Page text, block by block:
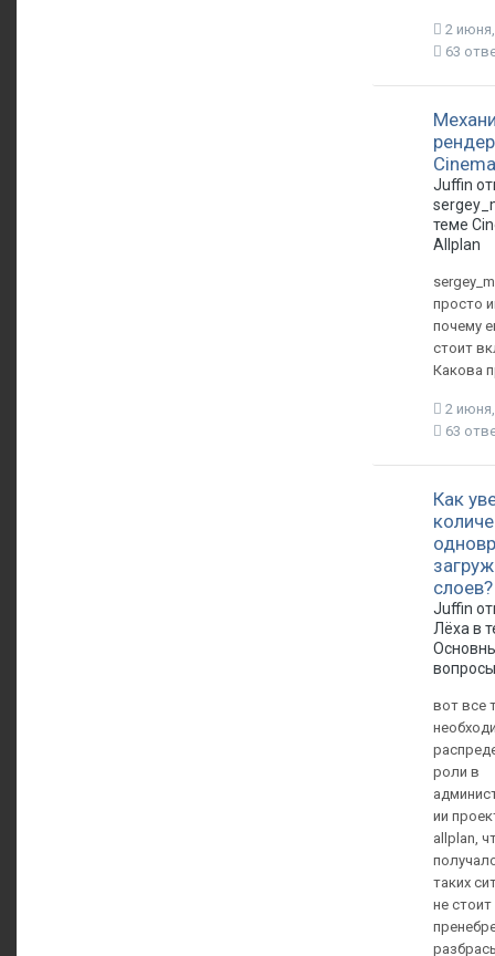
2
63
Juffin
теме
Allplan
просто
почему
стоит
Какова
2
63
Как
слоев?
Juffin
Лёха в
вопросы
вот все
роли в
ии
allplan,
таких
не стоит